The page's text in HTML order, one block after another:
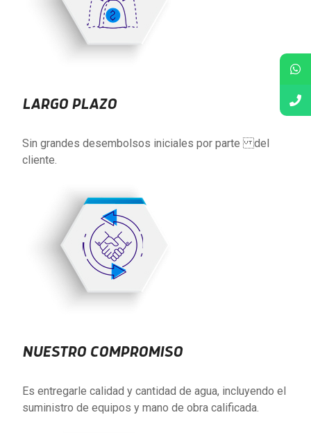
LARGO PLAZO
Sin grandes desembolsos iniciales por parte del
cliente.
NUESTRO COMPROMISO
Es entregarle calidad y cantidad de agua, incluyendo el
suministro de equipos y mano de obra calificada.